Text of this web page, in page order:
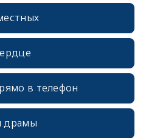
в телефон
драмы